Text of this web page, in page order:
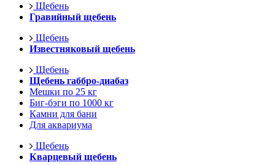
Щебень
Гравийный щебень
Щебень
Известняковый щебень
Щебень
Щебень габбро-диабаз
Мешки по 25 кг
Биг-бэги по 1000 кг
Камни для бани
Для аквариума
Щебень
Кварцевый щебень